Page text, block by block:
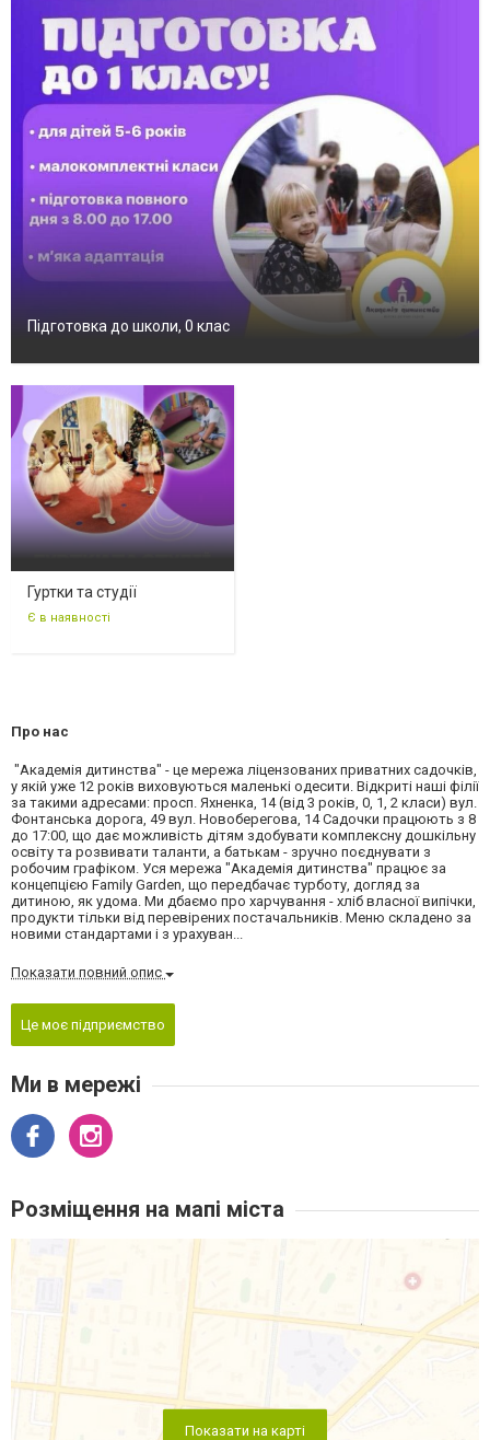
Підготовка до школи, 0 клас
Гуртки та студії
Є в наявності
Про нас
"Академія дитинства" - це мережа ліцензованих приватних садочків,
у якій уже 12 років виховуються маленькі одесити. Відкриті наші філії
за такими адресами: просп. Яхненка, 14 (від 3 років, 0, 1, 2 класи) вул.
Фонтанська дорога, 49 вул. Новоберегова, 14 Садочки працюють з 8
до 17:00, що дає можливість дітям здобувати комплексну дошкільну
освіту та розвивати таланти, а батькам - зручно поєднувати з
робочим графіком. Уся мережа "Академія дитинства" працює за
концепцією Family Garden, що передбачає турботу, догляд за
дитиною, як удома. Ми дбаємо про харчування - хліб власної випічки,
продукти тільки від перевірених постачальників. Меню складено за
новими стандартами і з урахуван...
Показати повний опис
Це моє підприємство
Ми в мережі
Розміщення на мапі міста
Показати на карті